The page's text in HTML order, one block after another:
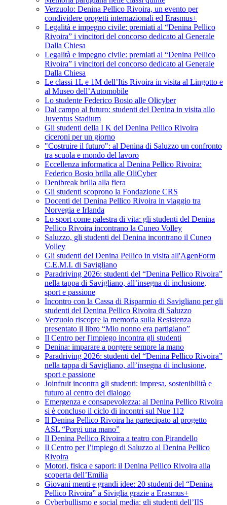
Verzuolo: Denina Pellico Rivoira, un evento per
condividere progetti internazionali ed Erasmus+
Legalità e impegno civile: premiati al “Denina Pellico
Rivoira” i vincitori del concorso dedicato al Generale
Dalla Chiesa
Legalità e impegno civile: premiati al “Denina Pellico
Rivoira” i vincitori del concorso dedicato al Generale
Dalla Chiesa
Le classi 1L e 1M dell’Itis Rivoira in visita al Lingotto e
al Museo dell’Automobile
Lo studente Federico Bosio alle Olicyber
Dal campo al futuro: studenti del Denina in visita allo
Juventus Stadium
Gli studenti della I K del Denina Pellico Rivoira
ciceroni per un giorno
"Costruire il futuro": al Denina di Saluzzo un confronto
tra scuola e mondo del lavoro
Eccellenza informatica al Denina Pellico Rivoira:
Federico Bosio brilla alle OliCyber
Denibreak brilla alla fiera
Gli studenti scoprono la Fondazione CRS
Docenti del Denina Pellico Rivoira in viaggio tra
Norvegia e Irlanda
Lo sport come palestra di vita: gli studenti del Denina
Pellico Rivoira incontrano la Cuneo Volley
Saluzzo, gli studenti del Denina incontrano il Cuneo
Volley
Gli studenti del Denina Pellico in visita all'AgenForm
C.E.M.I. di Savigliano
Paradriving 2026: studenti del “Denina Pellico Rivoira”
nella tappa di Savigliano, all’insegna di inclusione,
sport e passione
Incontro con la Cassa di Risparmio di Savigliano per gli
studenti del Denina Pellico Rivoira di Saluzzo
Verzuolo riscopre la memoria sulla Resistenza
presentato il libro “Mio nonno era partigiano”
Il Centro per l'impiego incontra gli studenti
Denina: imparare a porgere sempre la mano
Paradriving 2026: studenti del “Denina Pellico Rivoira”
nella tappa di Savigliano, all’insegna di inclusione,
sport e passione
Joinfruit incontra gli studenti: impresa, sostenibilità e
futuro al centro del dialogo
Emergenza e consapevolezza: al Denina Pellico Rivoira
si è concluso il ciclo di incontri sul Nue 112
Il Denina Pellico Rivoira ha partecipato al progetto
ASL “Porgi una mano”
Il Denina Pellico Rivoira a teatro con Pirandello
Il Centro per l’impiego di Saluzzo al Denina Pellico
Rivoira
Motori, fisica e sapori: il Denina Pellico Rivoira alla
scoperta dell’Emilia
Giovani menti e grandi idee: 20 studenti del “Denina
Pellico Rivoira” a Siviglia grazie a Erasmus+
Cyberbullismo e social media: gli studenti dell’IIS